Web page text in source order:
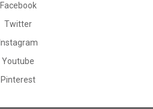
Facebook
Twitter
Instagram
Youtube
Pinterest